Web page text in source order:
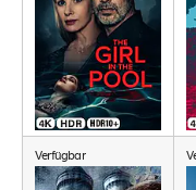
Verfügbar